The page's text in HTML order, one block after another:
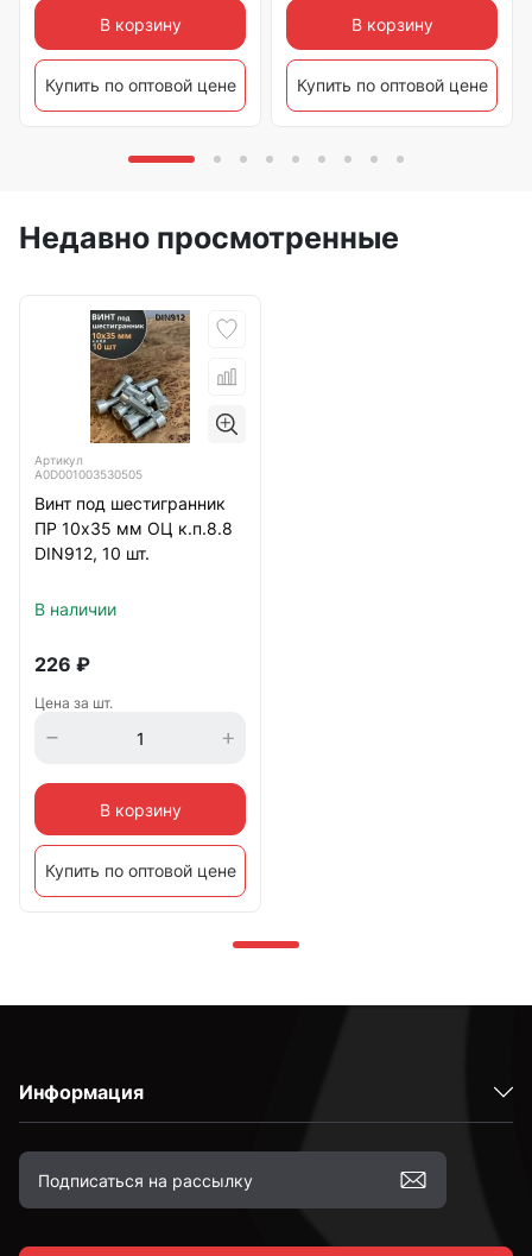
В корзину
Купить по оптовой цене
В корзину
Купить по оптовой цене
Недавно просмотренные
Артикул
А0D001003530505
Винт под шестигранник
ПР 10х35 мм ОЦ к.п.8.8
DIN912, 10 шт.
В наличии
226 ₽
Цена за шт.
В корзину
Купить по оптовой цене
Информация